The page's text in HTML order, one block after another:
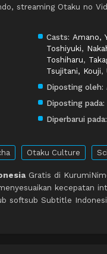
streaming Otaku no
Casts: Amano,
Toshiyuki,
Toshiharu,
Tsujitani, Kouji,
Diposting oleh:
Diposting pada:
Diperbarui pada:
Otaku Culture
Gratis di
kecepatan
softsub Subtitle